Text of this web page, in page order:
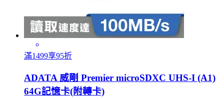
滿1499享95折
ADATA 威剛 Premier microSDXC UHS-I (A1)
64G記憶卡(附轉卡)